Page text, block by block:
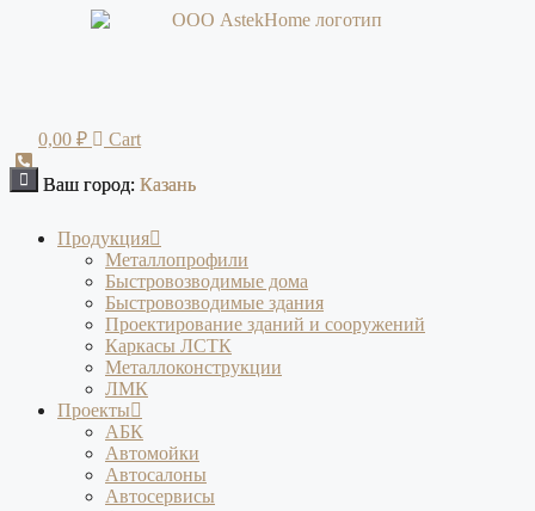
0,00 ₽ Cart
Продукция
Металлопрофили
Быстровозводимые дома
Быстровозводимые здания
Проектирование зданий и сооружений
Каркасы ЛСТК
Металлоконструкции
ЛМК
Проекты
АБК
Автомойки
Автосалоны
Автосервисы
Ваш город: Казань
Ваш город: Казань